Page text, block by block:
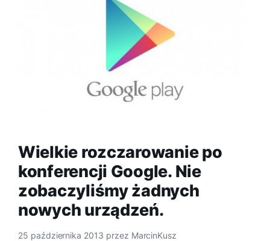
Wielkie rozczarowanie po
konferencji Google. Nie
zobaczyliśmy żadnych
nowych urządzeń.
25 października 2013 przez MarcinKusz